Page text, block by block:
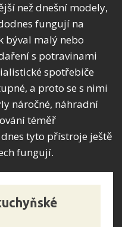
než dnešní modely,
fungují na
býval malý nebo
s potravinami
spotřebiče
a proto se s nimi
náročné, náhradní
téměř
tyto přístroje ještě
fungují.